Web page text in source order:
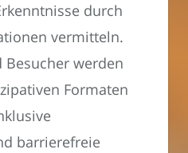
durch
vermitteln.
werden
Formaten
barrierefreie